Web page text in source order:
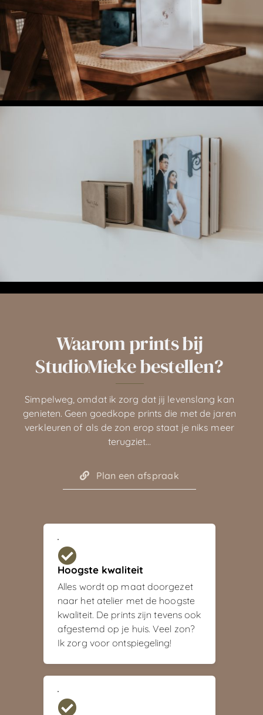
Waarom prints bij
StudioMieke bestellen?
Simpelweg, omdat ik zorg dat jij levenslang kan
genieten. Geen goedkope prints die met de jaren
verkleuren of als de zon erop staat je niks meer
terugziet…
Plan een afspraak
Hoogste kwaliteit
Alles wordt op maat doorgezet
naar het atelier met de hoogste
kwaliteit. De prints zijn tevens ook
afgestemd op je huis. Veel zon?
Ik zorg voor ontspiegeling!